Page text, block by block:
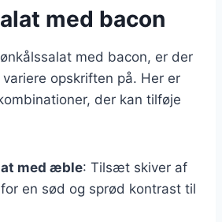
med bacon
med bacon, er der
opskriften på. Her er
der kan tilføje
med æble: Tilsæt skiver af
en sød og sprød kontrast til